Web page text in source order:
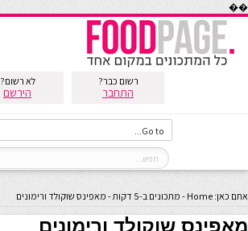
��
רשום כבר?
התחבר
לא רשום?
הירשם
אתם כאן: Home
- מתכונים ב-5 דקות - מאפינס שוקולד ורימונים
מאפינס שוקולד ורימונים